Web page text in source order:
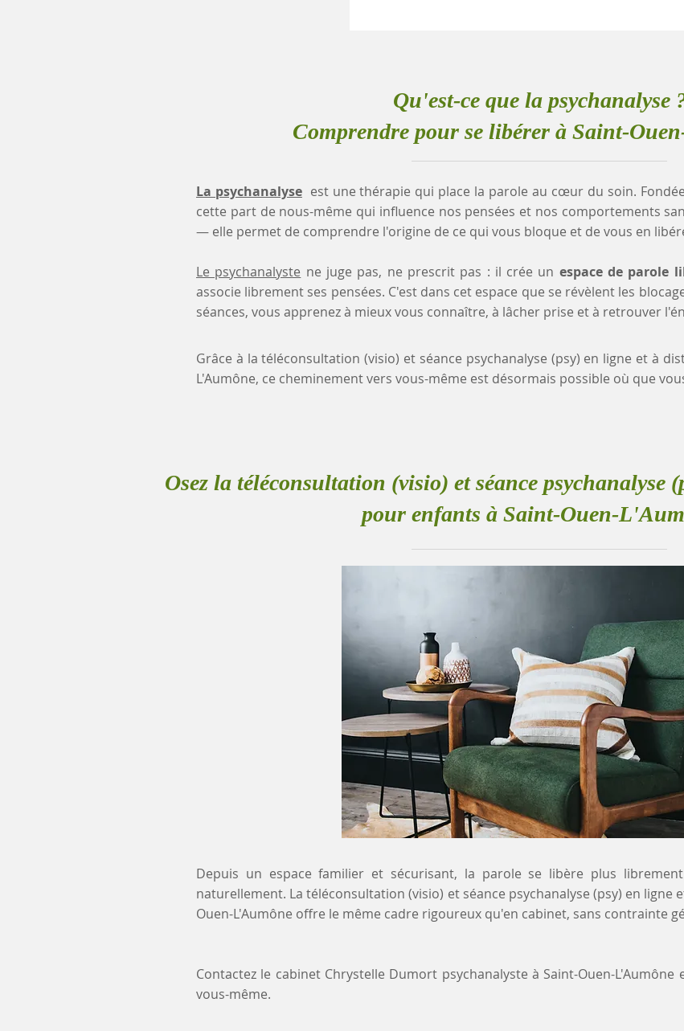
Qu'est-ce que la psychanalyse
Comprendre pour se libérer à Saint-
La psychanalyse est une thérapie qui place la parole au cœur du soin.
cette part de nous-même qui influence nos pensées et nos comportements
— elle permet de comprendre l'origine de ce qui vous bloque et de vous en
Le psychanalyste ne juge pas, ne prescrit pas : il crée un espace de parole
associe librement ses pensées. C'est dans cet espace que se révèlent les
séances, vous apprenez à mieux vous connaître, à lâcher prise et à retrouver
Grâce à la téléconsultation (visio) et séance psychanalyse (psy) en ligne et à
L'Aumône, ce cheminement vers vous-même est désormais possible où que
Osez la téléconsultation (visio) et séance psychanalyse
pour enfants à Saint-Ouen-
Depuis un espace familier et sécurisant, la parole se libère plus
naturellement. La téléconsultation (visio) et séance psychanalyse (psy) en ligne
Ouen-L'Aumône offre le même cadre rigoureux qu'en cabinet, sans contrainte
Contactez le cabinet Chrystelle Dumort psychanalyste à Saint-Ouen-
vous-même.